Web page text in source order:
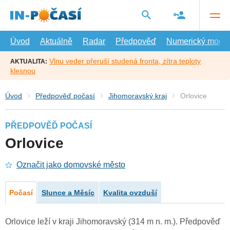
hlavní
Úvod
Aktuálně Radar Předpověď Numerický model
AKTUALITA: Vlnu veder přeruší studená fronta, zítra teploty
klesnou
Úvod Předpověď počasí Jihomoravský kraj Orlovice
PŘEDPOVĚĎ POČASÍ
Orlovice
Označit jako domovské město
Počasí Slunce a Měsíc Kvalita ovzduší
Orlovice leží v kraji Jihomoravský (314 m n. m.). Předpověď